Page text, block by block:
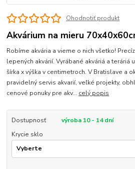
Ohodnotiť produkt
Akvárium na mieru
Robíme akvária a vieme o nich všetko!
lepených akvárií. Vyrábané akváriá a teráriá
šírka x výška v centimetroch. V Bratislave a
pravidelný servis akvarií, veľké projekty,
cenové ponuky pre akv... celý popis
Dostupnosť
výroba 10 - 14 dní
Krycie sklo